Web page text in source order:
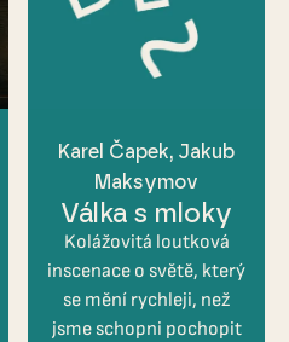
Karel Čapek Jakub
Maksymov
Válka s mloky
Kolážovitá loutková
inscenace o světě, který
se mění rychleji, než
jsme schopni pochopit